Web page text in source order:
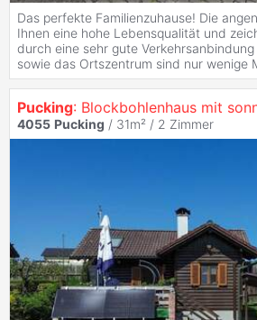
Das perfekte Familienzuhause! Die
Ihnen eine hohe Lebensqualität und
durch eine sehr gute
sowie das Ortszentrum sind nur wenige
Pucking: Blockbohlenhaus mit sonnigem
4055 Pucking / 31m² / 2 Zimmer